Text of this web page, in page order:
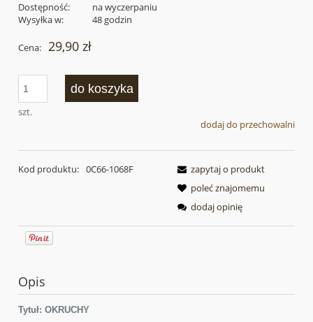
Dostępność:
na wyczerpaniu
Wysyłka w:
48 godzin
Cena: 29,90 zł
szt.
do koszyka
dodaj do przechowalni
Kod produktu: 0C66-1068F
zapytaj o produkt
poleć znajomemu
dodaj opinię
Opis
Tytuł: OKRUCHY